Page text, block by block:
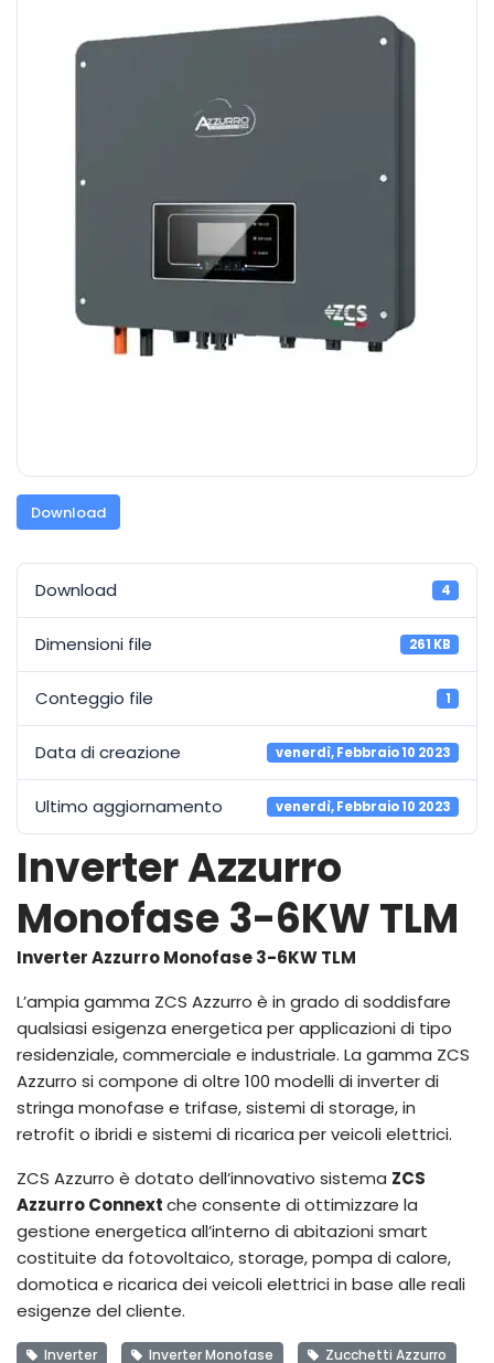
Download
Download 4
Dimensioni file 261 KB
Conteggio file 1
Data di creazione venerdì, Febbraio 10 2023
Ultimo aggiornamento venerdì, Febbraio 10 2023
Inverter Azzurro
Monofase 3-6KW TLM
Inverter Azzurro Monofase 3-6KW TLM
L’ampia gamma ZCS Azzurro è in grado di soddisfare
qualsiasi esigenza energetica per applicazioni di tipo
residenziale, commerciale e industriale. La gamma ZCS
Azzurro si compone di oltre 100 modelli di inverter di
stringa monofase e trifase, sistemi di storage, in
retrofit o ibridi e sistemi di ricarica per veicoli elettrici.
ZCS Azzurro è dotato dell’innovativo sistema ZCS
Azzurro Connextche consente di ottimizzare la
gestione energetica all’interno di abitazioni smart
costituite da fotovoltaico, storage, pompa di calore,
domotica e ricarica dei veicoli elettrici in base alle reali
esigenze del cliente.
Inverter Inverter Monofase Zucchetti Azzurro